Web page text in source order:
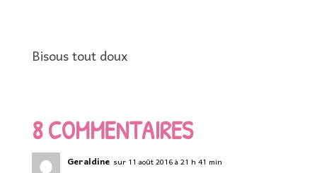
Bisous tout doux
8 COMMENTAIRES
Geraldine sur 11 août 2016 à 21 h 41 min